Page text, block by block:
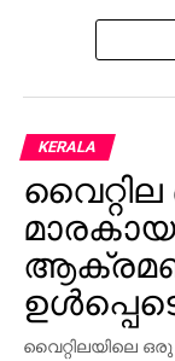
അഭിഭാഷകന്‍
മുംബൈയില്‍
പരിക്കേറ്റു;
ഉത്തരവിട്ടു
KERALA
വൈറ്റിലയിലെ